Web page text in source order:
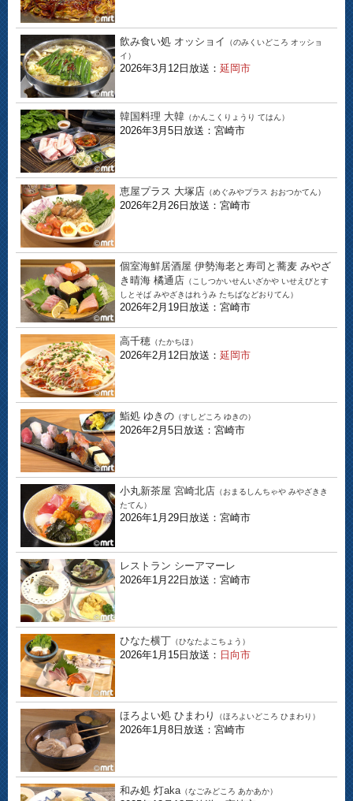
飲み食い処 オッショイ
（のみくいどころ オッショ
イ）
2026年3月12日放送： 延岡市
韓国料理 大韓 （かんこくりょうり てはん）
2026年3月5日放送：宮崎市
恵屋プラス 大塚店 （めぐみやプラス おおつかてん）
2026年2月26日放送：宮崎市
個室海鮮居酒屋 伊勢海老と寿司と蕎麦 みやざ
き晴海 橘通店 （こしつかいせんいざかや いせえびとす
しとそば みやざきはれうみ たちばなどおりてん）
2026年2月19日放送：宮崎市
高千穂 （たかちほ）
2026年2月12日放送： 延岡市
鮨処 ゆきの （すしどころ ゆきの）
2026年2月5日放送：宮崎市
小丸新茶屋 宮崎北店 （おまるしんちゃや みやざきき
たてん）
2026年1月29日放送：宮崎市
レストラン シーアマーレ
2026年1月22日放送：宮崎市
ひなた横丁 （ひなたよこちょう）
2026年1月15日放送： 日向市
ほろよい処 ひまわり （ほろよいどころ ひまわり）
2026年1月8日放送：宮崎市
和み処 灯aka （なごみどころ あかあか）